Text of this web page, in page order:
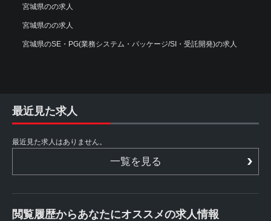
宮城県のの求人
宮城県のの求人
宮城県のSE・PG(業務システム・パッケージ/SI・受託開発)の求人
最近見た求人
最近見た求人はありません。
一覧を見る
閲覧履歴からあなたにオススメの求人情報